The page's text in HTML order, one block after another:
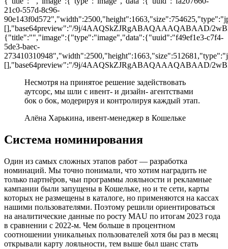
21c0-557d-8c96-
[],"base64preview":"/9j/4AAQSkZJRgABAQAAAQABAAD/
{"title":"","image":{"type":"image","data":{"uuid":"f49ef1e3-c7f4-
5de3-baec-
[],"base64preview":"/9j/4AAQSkZJRgABAQAAAQABAAD/
Несмотря на принятое решение задействовать
аутсорс, мы шли с ивент- и дизайн- агентствами
бок о бок, модерируя и контролируя каждый этап.
Алёна Харькина, ивент-менеджер в Кошельке
Система номинирования
Один из самых сложных этапов работ — разработка
номинаций. Мы точно понимали, что хотим наградить не
только партнёров, чьи программы лояльности и рекламные
кампании были запущены в Кошельке, но и те сети, карты
которых не размещены в каталоге, но применяются на кассах
нашими пользователями. Поэтому решили ориентироваться
на аналитические данные по росту MAU по итогам 2023 года
в сравнении с 2022-м. Чем больше в процентном
соотношении уникальных пользователей хотя бы раз в месяц
открывали карту лояльности, тем выше был шанс стать